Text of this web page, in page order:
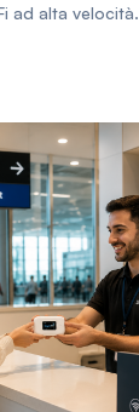
ad alta velocità.